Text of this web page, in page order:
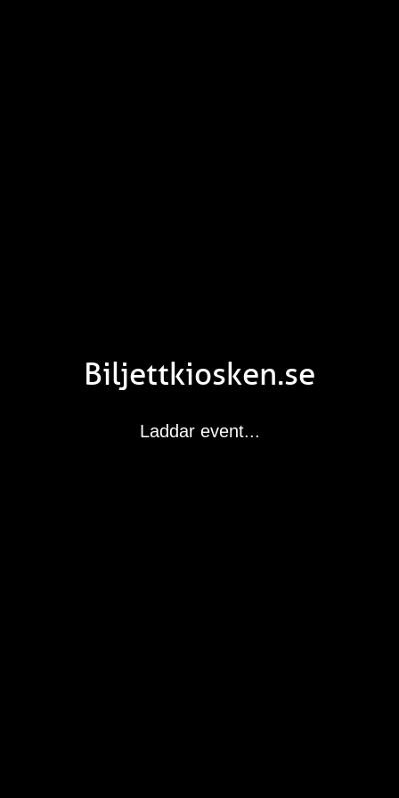
Biljettkiosken.se
Laddar event...